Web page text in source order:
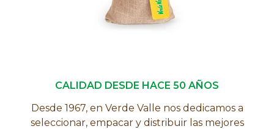
CALIDAD DESDE HACE 50 AÑOS
Desde 1967, en Verde Valle nos dedicamos a
seleccionar, empacar y distribuir las mejores